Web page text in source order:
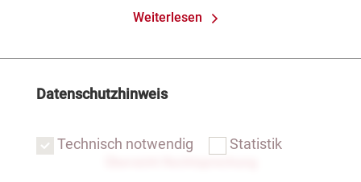
Weiterlesen
Datenschutzhinweis
Technisch notwendig Statistik